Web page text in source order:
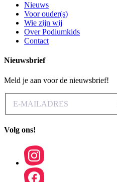
Nieuws
Voor ouder(s)
Wie zijn wij
Over Podiumkids
Contact
Nieuwsbrief
Meld je aan voor de nieuwsbrief!
Volg ons!